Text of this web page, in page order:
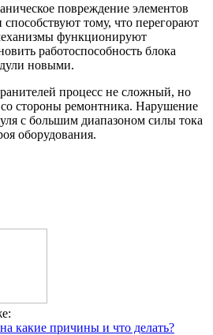
повреждение элементов
тому, что перегорают
функционируют
работоспособность блока
новыми.
процесс не сложный, но
со стороны ремонтника. Нарушение
с большим диапазоном силы тока
оборудования.
какие причины и что делать?